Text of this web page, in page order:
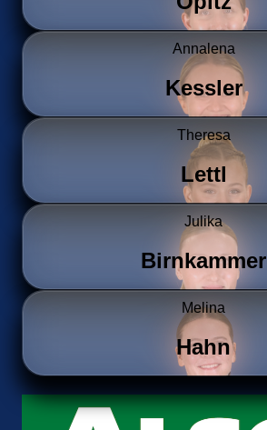
Annalena
Kessler
Theresa
Lettl
Julika
Birnkammer
Melina
Hahn